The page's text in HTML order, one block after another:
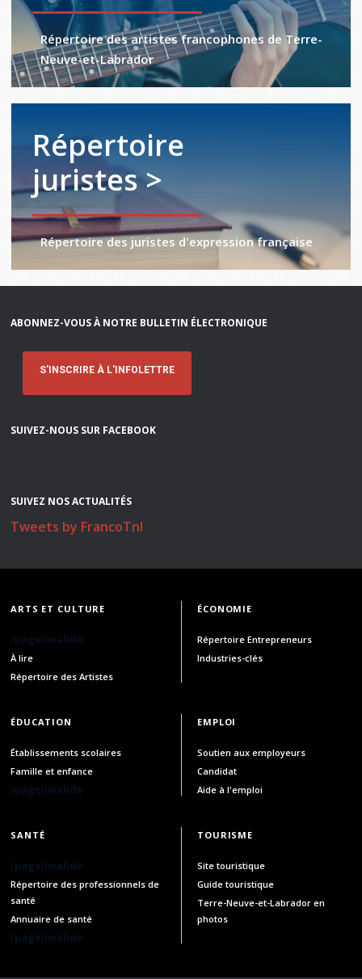
Répertoire des artistes francophones de Terre-
Neuve-et-Labrador
Répertoire
juristes >
Répertoire des juristes d'expression française
ABONNEZ-VOUS À NOTRE BULLETIN ÉLECTRONIQUE
S'INSCRIRE À L'INFOLETTRE
SUIVEZ-NOUS SUR FACEBOOK
SUIVEZ NOS ACTUALITÉS
Tweets by FrancoTnl
ARTS ET CULTURE
/pageInvalide
À lire
Répertoire des Artistes
ÉCONOMIE
Répertoire Entrepreneurs
Industries-clés
ÉDUCATION
Établissements scolaires
Famille et enfance
/pageInvalide
EMPLOI
Soutien aux employeurs
Candidat
Aide à l'emploi
SANTÉ
/pageInvalide
Répertoire des professionnels de
santé
Annuaire de santé
/pageInvalide
TOURISME
Site touristique
Guide touristique
Terre-Neuve-et-Labrador en
photos